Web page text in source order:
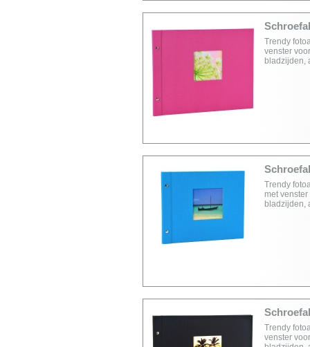
Trendy
venster
bladzijden,
Trendy
met
bladzijden,
Trendy
venster